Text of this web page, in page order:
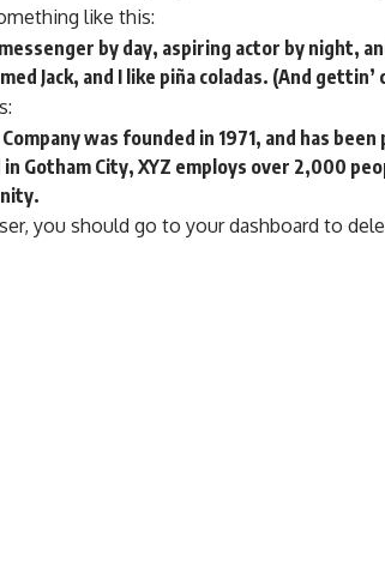
like this:
by day, aspiring actor by night,
Jack, and I like piña coladas. (And
was founded in 1971, and has
Gotham City, XYZ employs over 2,000
you should go to your dashboard to